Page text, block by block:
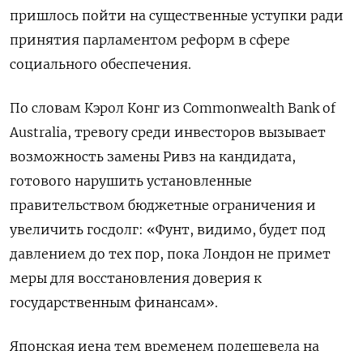
пришлось пойти на существенные уступки ради
принятия парламентом реформ в сфере
социального обеспечения.
По словам Кэрол Конг из Commonwealth Bank of
Australia, тревогу среди инвесторов вызывает
возможность замены Ривз на кандидата,
готового нарушить установленные
правительством бюджетные ограничения и
увеличить госдолг: «Фунт, видимо, будет под
давлением до тех пор, пока Лондон не примет
меры для восстановления доверия к
государственным финансам».
Японская иена тем временем подешевела на